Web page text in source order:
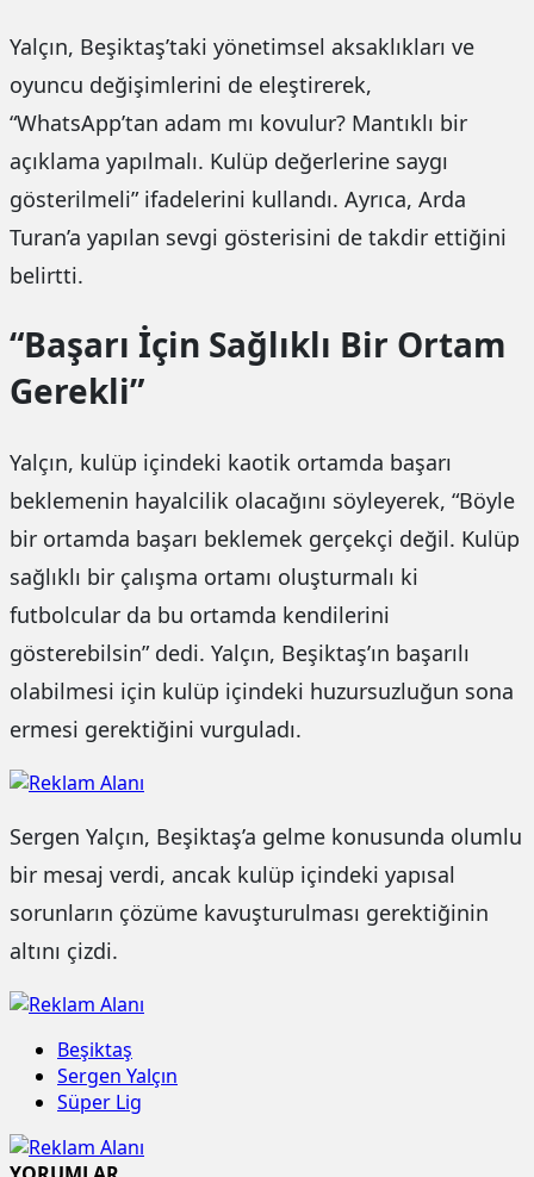
Yalçın, Beşiktaş’taki yönetimsel aksaklıkları ve
oyuncu değişimlerini de eleştirerek,
“WhatsApp’tan adam mı kovulur? Mantıklı bir
açıklama yapılmalı. Kulüp değerlerine saygı
gösterilmeli” ifadelerini kullandı. Ayrıca, Arda
Turan’a yapılan sevgi gösterisini de takdir ettiğini
belirtti.
“Başarı İçin Sağlıklı Bir Ortam
Gerekli”
Yalçın, kulüp içindeki kaotik ortamda başarı
beklemenin hayalcilik olacağını söyleyerek, “Böyle
bir ortamda başarı beklemek gerçekçi değil. Kulüp
sağlıklı bir çalışma ortamı oluşturmalı ki
futbolcular da bu ortamda kendilerini
gösterebilsin” dedi. Yalçın, Beşiktaş’ın başarılı
olabilmesi için kulüp içindeki huzursuzluğun sona
ermesi gerektiğini vurguladı.
Sergen Yalçın, Beşiktaş’a gelme konusunda olumlu
bir mesaj verdi, ancak kulüp içindeki yapısal
sorunların çözüme kavuşturulması gerektiğinin
altını çizdi.
Beşiktaş
Sergen Yalçın
Süper Lig